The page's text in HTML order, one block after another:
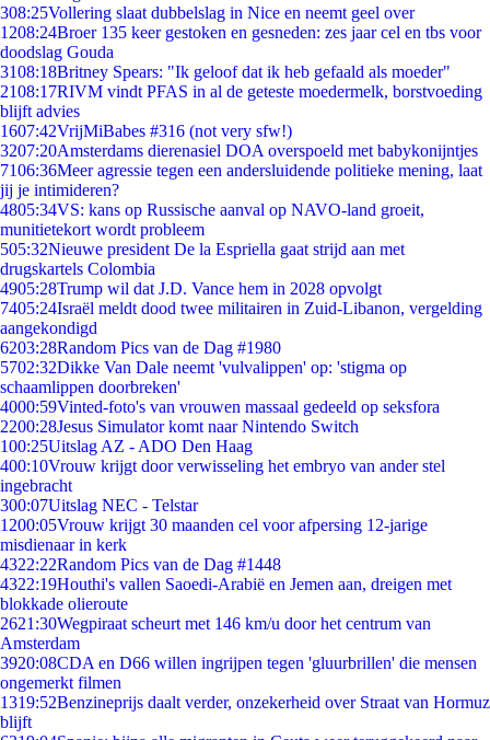
308:25Vollering slaat dubbelslag in Nice en neemt geel over
1208:24Broer 135 keer gestoken en gesneden: zes jaar cel en tbs voor
doodslag Gouda
3108:18Britney Spears: "Ik geloof dat ik heb gefaald als moeder"
2108:17RIVM vindt PFAS in al de geteste moedermelk, borstvoeding
blijft advies
1607:42VrijMiBabes #316 (not very sfw!)
3207:20Amsterdams dierenasiel DOA overspoeld met babykonijntjes
7106:36Meer agressie tegen een andersluidende politieke mening, laat
jij je intimideren?
4805:34VS: kans op Russische aanval op NAVO-land groeit,
munitietekort wordt probleem
505:32Nieuwe president De la Espriella gaat strijd aan met
drugskartels Colombia
4905:28Trump wil dat J.D. Vance hem in 2028 opvolgt
7405:24Israël meldt dood twee militairen in Zuid-Libanon, vergelding
aangekondigd
6203:28Random Pics van de Dag #1980
5702:32Dikke Van Dale neemt 'vulvalippen' op: 'stigma op
schaamlippen doorbreken'
4000:59Vinted-foto's van vrouwen massaal gedeeld op seksfora
2200:28Jesus Simulator komt naar Nintendo Switch
100:25Uitslag AZ - ADO Den Haag
400:10Vrouw krijgt door verwisseling het embryo van ander stel
ingebracht
300:07Uitslag NEC - Telstar
1200:05Vrouw krijgt 30 maanden cel voor afpersing 12-jarige
misdienaar in kerk
4322:22Random Pics van de Dag #1448
4322:19Houthi's vallen Saoedi-Arabië en Jemen aan, dreigen met
blokkade olieroute
2621:30Wegpiraat scheurt met 146 km/u door het centrum van
Amsterdam
3920:08CDA en D66 willen ingrijpen tegen 'gluurbrillen' die mensen
ongemerkt filmen
1319:52Benzineprijs daalt verder, onzekerheid over Straat van Hormuz
blijft